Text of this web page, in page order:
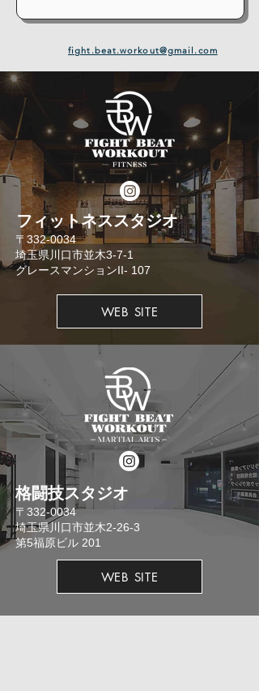
fight.beat.workout@gmail.com
​フィットネススタジオ
​〒332-0034
埼玉県川口市並木3-7-1
​グレースマンションII- 107
WEB SITE
格闘技スタジオ
​〒332-0034
埼玉県川口市並木2-26-3
​第5福原ビル 201
WEB SITE